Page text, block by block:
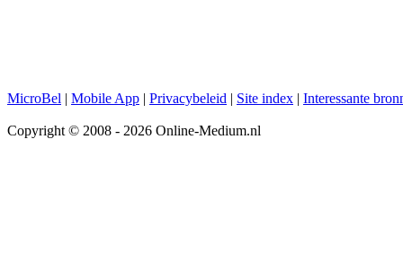
MicroBel | Mobile App | Privacybeleid | Site index | Interessante
Copyright © 2008 - 2026 Online-Medium.nl